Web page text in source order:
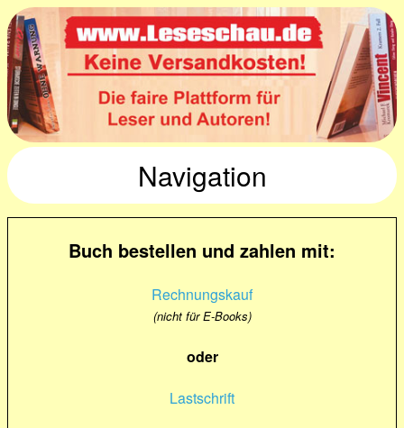
Navigation
Buch bestellen und zahlen mit:
Rechnungskauf
(nicht für E-Books)
oder
Lastschrift